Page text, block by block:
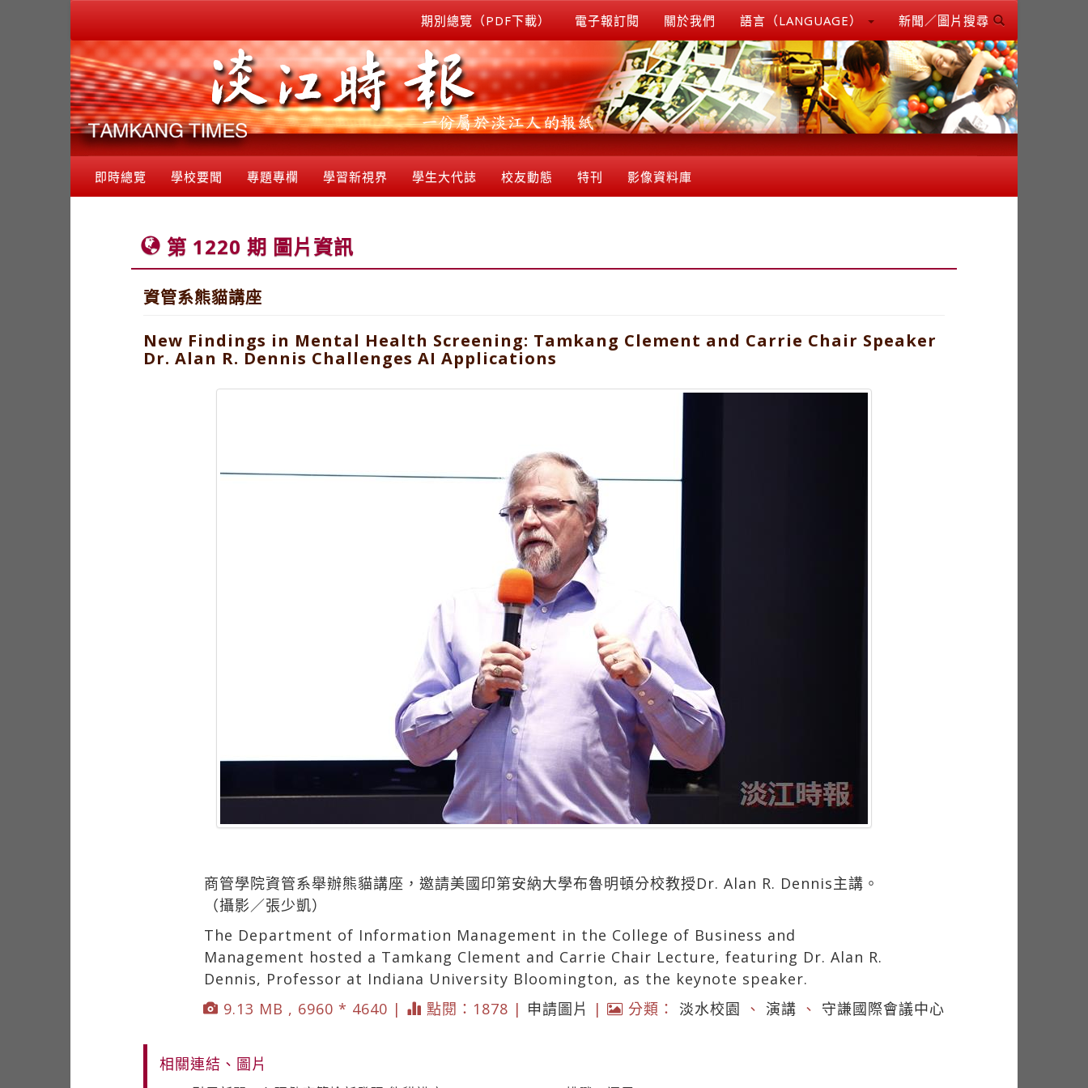
期別總覽（PDF下載） 電子報訂閱 關於我們 語言（LANGUAGE） 新聞／圖片搜尋
即時總覽 學校要聞 專題專欄 學習新視界 學生大代誌 校友動態 特刊 影像資料庫
第 1220 期 圖片資訊
資管系熊貓講座
New Findings in Mental Health Screening: Tamkang Clement and Carrie Chair Speaker
Dr. Alan R. Dennis Challenges AI Applications
商管學院資管系舉辦熊貓講座，邀請美國印第安納大學布魯明頓分校教授Dr. Alan R. Dennis主講。
（攝影／張少凱）
The Department of Information Management in the College of Business and
Management hosted a Tamkang Clement and Carrie Chair Lecture, featuring Dr. Alan R.
Dennis, Professor at Indiana University Bloomington, as the keynote speaker.
9.13 MB , 6960 * 4640 |
點閱：1878 | 申請圖片 | 分類： 淡水校園 、 演講 、 守謙國際會議中心
相關連結、圖片